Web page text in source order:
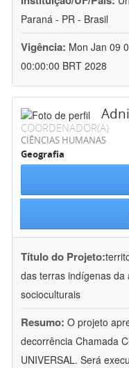
Paraná - PR - Brasil
Vigência: Mon Jan 09
00:00:00 BRT 2028
COORDENADOR(A)
CIÊNCIAS HUMANAS
Geografia
Título do Projeto:
das terras indígenas da
socioculturais
Resumo: O projeto
decorrência Chamada
UNIVERSAL. Será